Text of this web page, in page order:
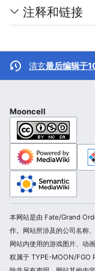
注释和链接
清玄最后编辑于
Mooncell
本网站是由 Fate/Grand
作。网站所涉及的公司名称
网站内使用的游戏图片、动
权属于 TYPE-MOON/FGO